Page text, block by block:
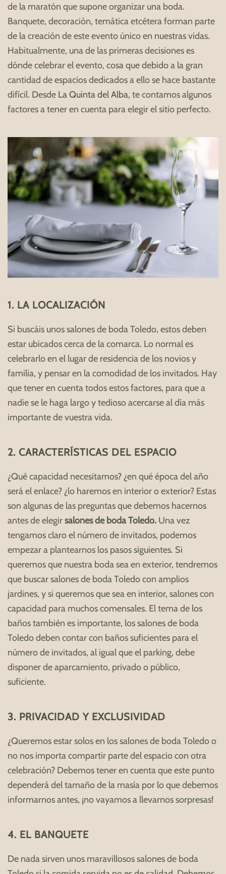
de la maratón que supone organizar una boda.
Banquete, decoración, temática etcétera forman parte
de la creación de este evento único en nuestras vidas.
Habitualmente, una de las primeras decisiones es
dónde celebrar el evento, cosa que debido a la gran
cantidad de espacios dedicados a ello se hace bastante
difícil. Desde La Quinta del Alba, te contamos algunos
factores a tener en cuenta para elegir el sitio perfecto.
1. LA LOCALIZACIÓN
Si buscáis unos salones de boda Toledo, estos deben
estar ubicados cerca de la comarca. Lo normal es
celebrarlo en el lugar de residencia de los novios y
familia, y pensar en la comodidad de los invitados. Hay
que tener en cuenta todos estos factores, para que a
nadie se le haga largo y tedioso acercarse al día más
importante de vuestra vida.
2. CARACTERÍSTICAS DEL ESPACIO
¿Qué capacidad necesitamos? ¿en qué época del año
será el enlace? ¿lo haremos en interior o exterior? Estas
son algunas de las preguntas que debemos hacernos
antes de elegirsalones de boda Toledo. Una vez
tengamos claro el número de invitados, podemos
empezar a plantearnos los pasos siguientes. Si
queremos que nuestra boda sea en exterior, tendremos
que buscar salones de boda Toledo con amplios
jardines, y si queremos que sea en interior, salones con
capacidad para muchos comensales. El tema de los
baños también es importante, los salones de boda
Toledo deben contar con baños suficientes para el
número de invitados, al igual que el parking, debe
disponer de aparcamiento, privado o público,
suficiente.
3. PRIVACIDAD Y EXCLUSIVIDAD
¿Queremos estar solos en los salones de boda Toledo o
no nos importa compartir parte del espacio con otra
celebración? Debemos tener en cuenta que este punto
dependerá del tamaño de la masía por lo que debemos
informarnos antes, ¡no vayamos a llevarnos sorpresas!
4. EL BANQUETE
De nada sirven unos maravillosos salones de boda